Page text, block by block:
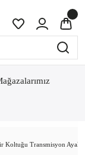
Koltuğu Transmisyon Ayak